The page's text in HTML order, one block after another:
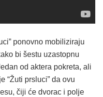
ponovno mobiliziraju
bi šestu uzastopnu
od aktera pokreta, ali
“Žuti prsluci” da ovu
čiji će dvorac i polje